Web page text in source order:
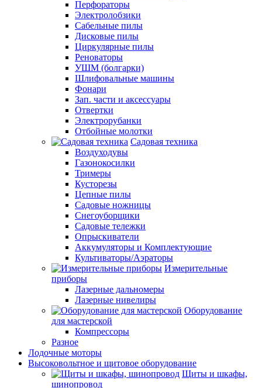
Перфораторы
Электролобзики
Сабельные пилы
Дисковые пилы
Циркулярные пилы
Реноваторы
УШМ (болгарки)
Шлифовальные машины
Фонари
Зап. части и аксессуары
Отвертки
Электрорубанки
Отбойные молотки
Садовая техника
Воздуходувы
Газонокосилки
Тримеры
Кусторезы
Цепные пилы
Садовые ножницы
Снегоуборщики
Садовые тележки
Опрыскиватели
Аккумуляторы и Комплектующие
Культиваторы/Аэраторы
Измерительные
приборы
Лазерные дальномеры
Лазерные нивелиры
Оборудование
для мастерской
Компрессоры
Разное
Лодочные моторы
Высоковольтное и щитовое оборудование
Щиты и шкафы,
шинопровод